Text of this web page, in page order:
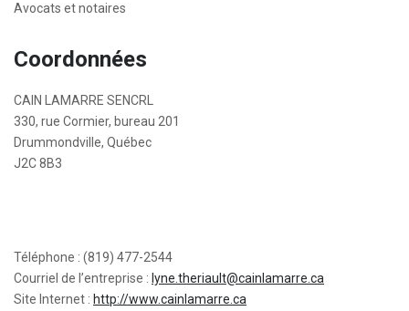
Avocats et notaires
Coordonnées
CAIN LAMARRE SENCRL
330, rue Cormier, bureau 201
Drummondville, Québec
J2C 8B3
Téléphone : (819) 477-2544
Courriel de l’entreprise : lyne.theriault@cainlamarre.ca
Site Internet : http://www.cainlamarre.ca